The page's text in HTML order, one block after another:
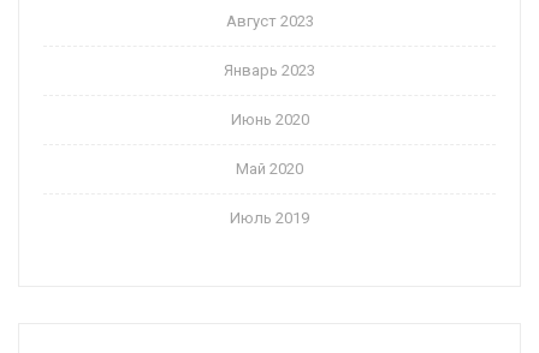
Август 2023
Январь 2023
Июнь 2020
Май 2020
Июль 2019